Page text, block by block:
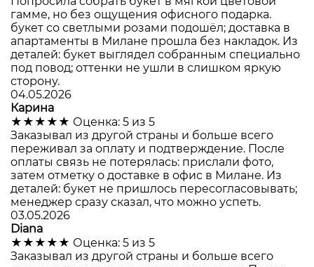
гамме, но без ощущения офисного подарка.
букет со светлыми розами подошёл; доставка в
апартаменты в Милане прошла без накладок. Из
деталей: букет выглядел собранным специально
под повод; оттенки не ушли в слишком яркую
сторону.
04.05.2026
Карина
★★★★★ Оценка: 5 из 5
Заказывал из другой страны и больше всего
переживал за оплату и подтверждение. После
оплаты связь не потерялась: прислали фото,
затем отметку о доставке в офис в Милане. Из
деталей: букет не пришлось пересогласовывать;
менеджер сразу сказал, что можно успеть.
03.05.2026
Diana
★★★★★ Оценка: 5 из 5
Заказывал из другой страны и больше всего